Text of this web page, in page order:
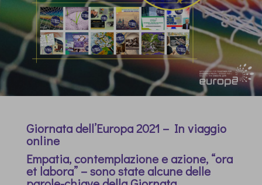
Giornata dell’Europa 2021 – In viaggio
online
Empatia, contemplazione e azione, “ora
et labora” – sono state alcune delle